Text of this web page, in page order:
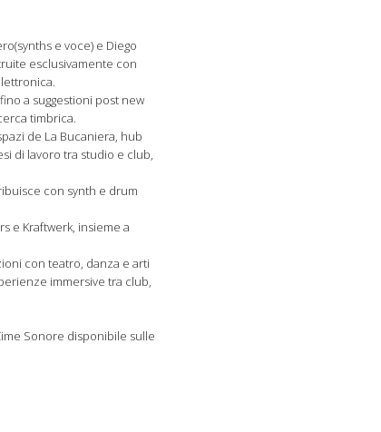
e voce) e Diego
esclusivamente con
a suggestioni post new
timbrica.
de La Bucaniera, hub
di lavoro tra studio e club,
con synth e drum
e Kraftwerk, insieme a
con teatro, danza e arti
immersive tra club,
Sonore disponibile sulle